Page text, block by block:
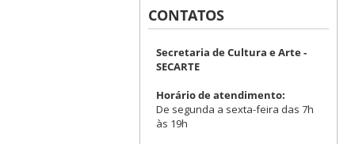
CONTATOS
Secretaria de Cultura e Arte -
SECARTE
Horário de atendimento:
De segunda a sexta-feira das 7h
às 19h